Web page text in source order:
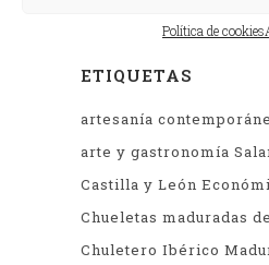
Política de cookies
ETIQUETAS
artesanía
arte y gastronomía
Castilla y León
Chueletas maduradas
Chuletero Ibérico